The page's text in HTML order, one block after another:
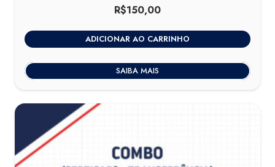
R$150,00
ADICIONAR AO CARRINHO
SAIBA MAIS